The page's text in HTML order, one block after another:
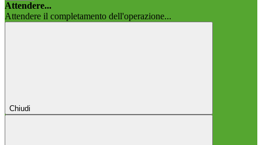
Attendere...
Attendere il completamento dell'operazione...
Chiudi